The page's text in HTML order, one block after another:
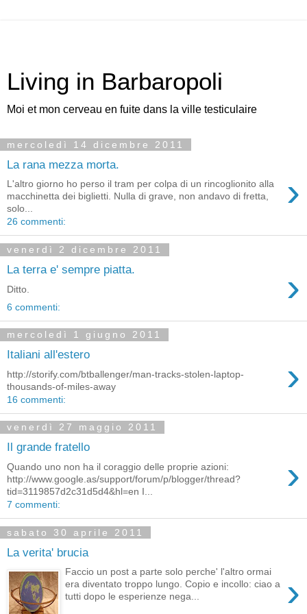
Living in Barbaropoli
Moi et mon cerveau en fuite dans la ville testiculaire
mercoledì 14 dicembre 2011
La rana mezza morta.
›
L'altro giorno ho perso il tram per colpa di un rincoglionito alla
macchinetta dei biglietti. Nulla di grave, non andavo di fretta,
solo...
26 commenti:
venerdì 2 dicembre 2011
La terra e' sempre piatta. ›
Ditto.
6 commenti:
mercoledì 1 giugno 2011
Italiani all'estero ›
http://storify.com/btballenger/man-tracks-stolen-laptop-
thousands-of-miles-away
16 commenti:
venerdì 27 maggio 2011
Il grande fratello
›
Quando uno non ha il coraggio delle proprie azioni:
http://www.google.as/support/forum/p/blogger/thread?
tid=3119857d2c31d5d4&hl=en I...
7 commenti:
sabato 30 aprile 2011
La verita' brucia
›
Faccio un post a parte solo perche' l'altro ormai
era diventato troppo lungo. Copio e incollo: ciao a
tutti dopo le esperienze nega...